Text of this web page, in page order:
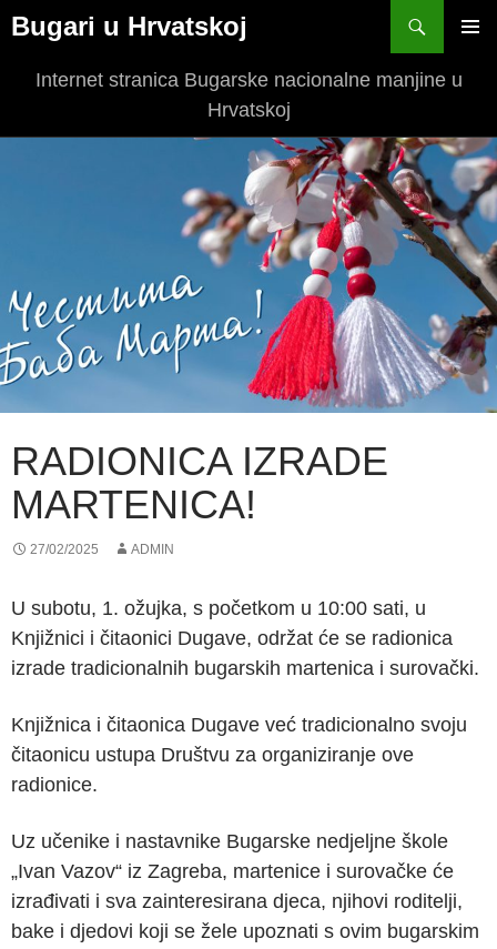
Bugari u Hrvatskoj
CONTENT
Internet stranica Bugarske nacionalne manjine u
Hrvatskoj
RADIONICA IZRADE
MARTENICA!
27/02/2025 ADMIN
U subotu, 1. ožujka, s početkom u 10:00 sati, u
Knjižnici i čitaonici Dugave, održat će se radionica
izrade tradicionalnih bugarskih martenica i surovački.
Knjižnica i čitaonica Dugave već tradicionalno svoju
čitaonicu ustupa Društvu za organiziranje ove
radionice.
Uz učenike i nastavnike Bugarske nedjeljne škole
„Ivan Vazov“ iz Zagreba, martenice i surovačke će
izrađivati i sva zainteresirana djeca, njihovi roditelji,
bake i djedovi koji se žele upoznati s ovim bugarskim